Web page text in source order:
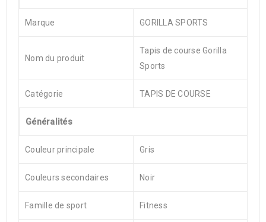
Marque GORILLA SPORTS
Nom du produit
Tapis de course Gorilla
Sports
Catégorie TAPIS DE COURSE
Généralités
Couleur principale Gris
Couleurs secondaires Noir
Famille de sport Fitness